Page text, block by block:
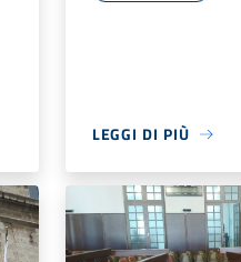
LEGGI DI PIÙ